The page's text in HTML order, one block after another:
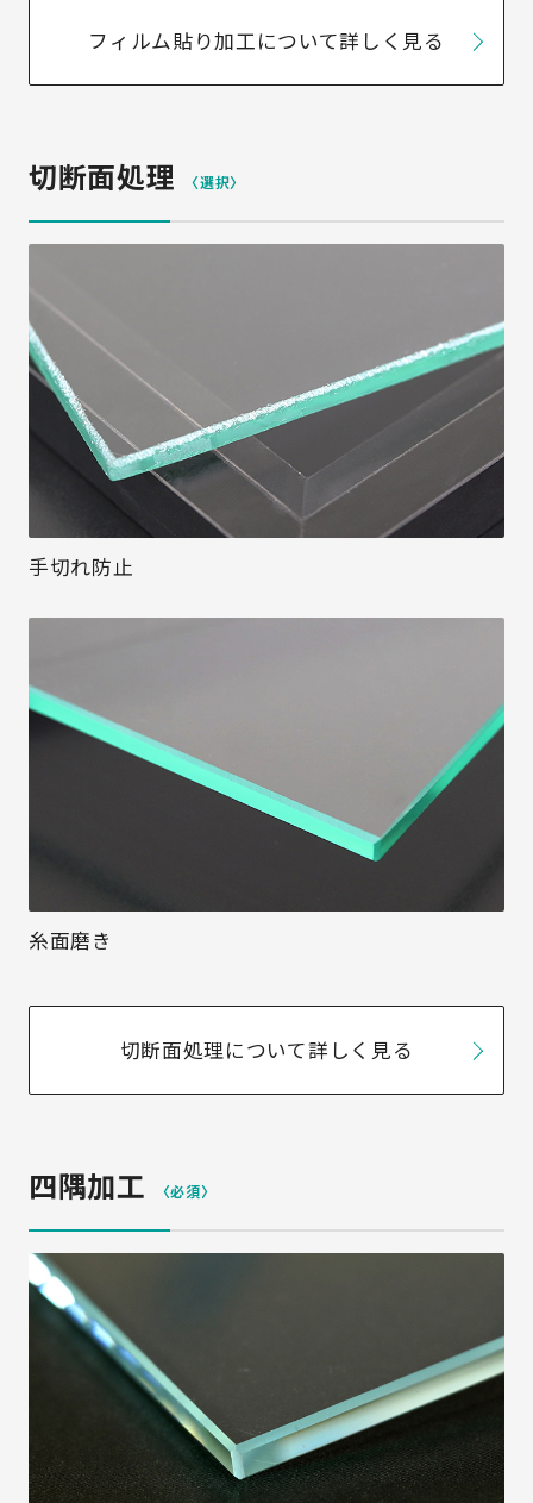
フィルム貼り加工について詳しく見る
切断面処理 〈選択〉
手切れ防止
糸面磨き
切断面処理について詳しく見る
四隅加工 〈必須〉